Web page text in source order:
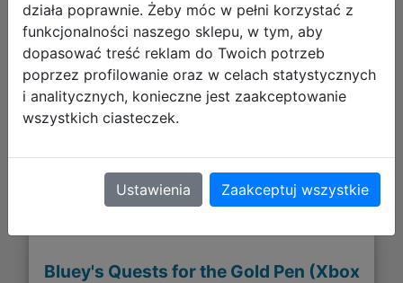
255,90 zł
DO KOSZYKA
Bluey's Quests for the Gold Pen (Xbox
działa poprawnie. Żeby móc w pełni korzystać z
funkcjonalności naszego sklepu, w tym, aby
dopasować treść reklam do Twoich potrzeb
poprzez profilowanie oraz w celach statystycznych
i analitycznych, konieczne jest zaakceptowanie
wszystkich ciasteczek.
Ustawienia Zaakceptuj wszystkie